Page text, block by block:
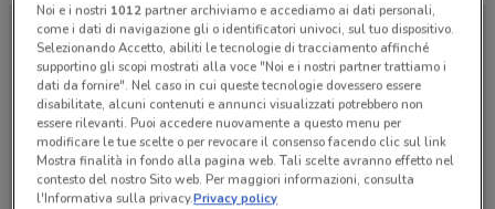
Noi e i nostri 1012partner archiviamo e accediamo ai dati personali,
come i dati di navigazione gli o identificatori univoci, sul tuo dispositivo.
Selezionando Accetto, abiliti le tecnologie di tracciamento affinché
supportino gli scopi mostrati alla voce "Noi e i nostri partner trattiamo i
dati da fornire". Nel caso in cui queste tecnologie dovessero essere
disabilitate, alcuni contenuti e annunci visualizzati potrebbero non
essere rilevanti. Puoi accedere nuovamente a questo menu per
modificare le tue scelte o per revocare il consenso facendo clic sul link
Mostra finalità in fondo alla pagina web. Tali scelte avranno effetto nel
contesto del nostro Sito web. Per maggiori informazioni, consulta
l'Informativa sulla privacy.Privacy policy